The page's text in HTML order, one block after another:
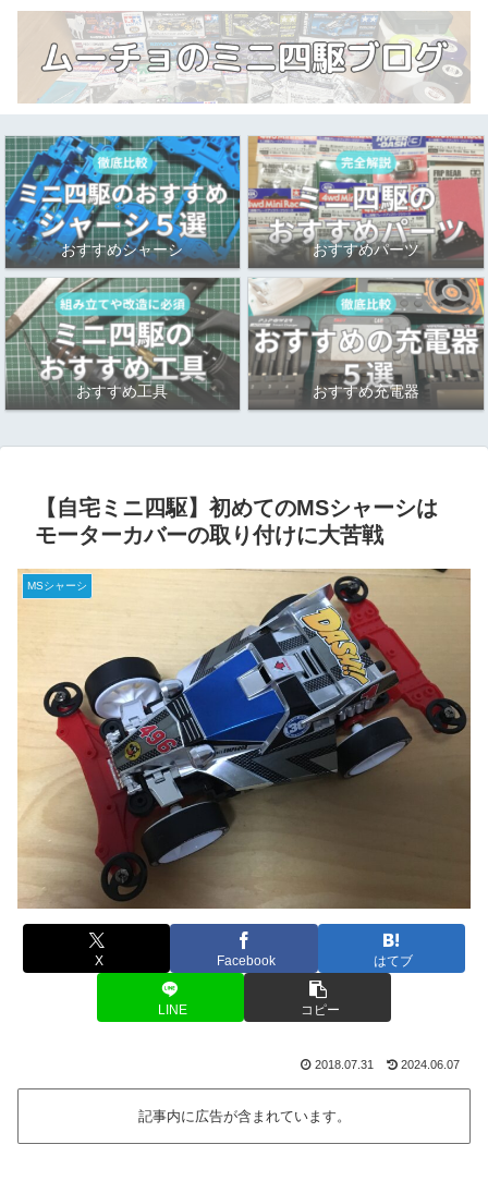
おすすめシャーシ おすすめパーツ
おすすめ工具 おすすめ充電器
【自宅ミニ四駆】初めてのMSシャーシは
モーターカバーの取り付けに大苦戦
MSシャーシ
X Facebook はてブ
LINE コピー
2018.07.31 2024.06.07
記事内に広告が含まれています。